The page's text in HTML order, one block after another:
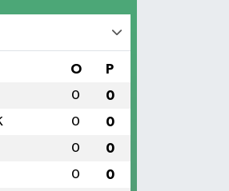
O P
0 0
0 0
0 0
0 0